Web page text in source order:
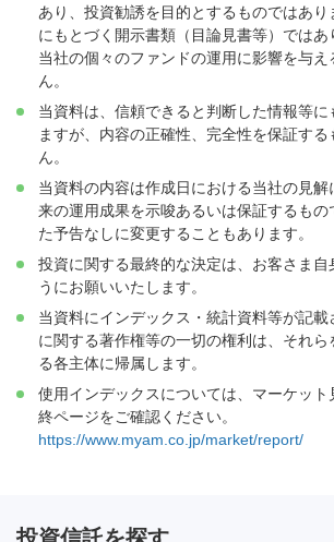
あり、投資勧誘を目的とするものではあり
にもとづく開示書類（目論見書等）ではあ
当社の個々のファンドの運用に影響を与
ん。
当資料は、信頼できると判断した情報等
ますが、内容の正確性、完全性を保証す
ん。
当資料の内容は作成日における当社の見
来の運用成果を示唆あるいは保証するもの
た予告なしに変更することもあります。
投資に関する最終的な決定は、お客さま自
うにお願いいたします。
当資料にインデックス・統計資料等が記載
に関する著作権等の一切の権利は、それ
る各主体に帰属します。
使用インデックスについては、マーケッ
終ページをご確認ください。
https://www.myam.co.jp/market/report/